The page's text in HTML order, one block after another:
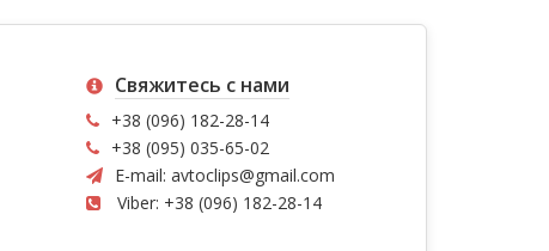
Свяжитесь с нами
+38 (096) 182-28-14
+38 (095) 035-65-02
E-mail: avtoclips@gmail.com
Viber: +38 (096) 182-28-14